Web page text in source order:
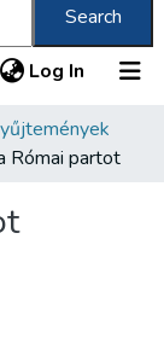
Search
Log In (current)
Római partot